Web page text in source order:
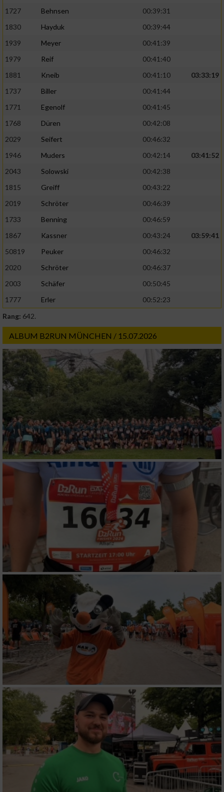
1727
Behnsen
00:39:31
1830
Hayduk
00:39:44
1939
Meyer
00:41:39
1979
Reif
00:41:40
1881
Kneib 00:41:10
03:33:19
1737
Biller
00:41:44
1771
Egenolf
00:41:45
1768
Düren
00:42:08
2029
Seifert
00:46:32
1946
Muders 00:42:14
03:41:52
2043
Solowski
00:42:38
1815
Greiff
00:43:22
2019
Schröter
00:46:39
1733
Benning
00:46:59
1867
Kassner 00:43:24
03:59:41
50819
Peuker
00:46:32
2020
Schröter
00:46:37
2003
Schäfer
00:50:45
1777
Erler
00:52:23
Rang: 642.
ALBUM B2RUN MÜNCHEN / 15.07.2026